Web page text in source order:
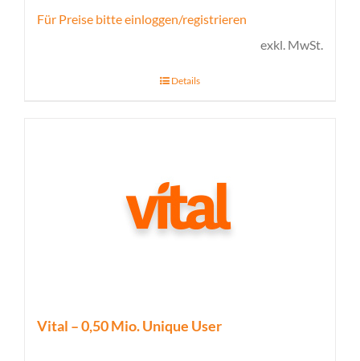
Für Preise bitte einloggen/registrieren
exkl. MwSt.
Details
Vital – 0,50 Mio. Unique User